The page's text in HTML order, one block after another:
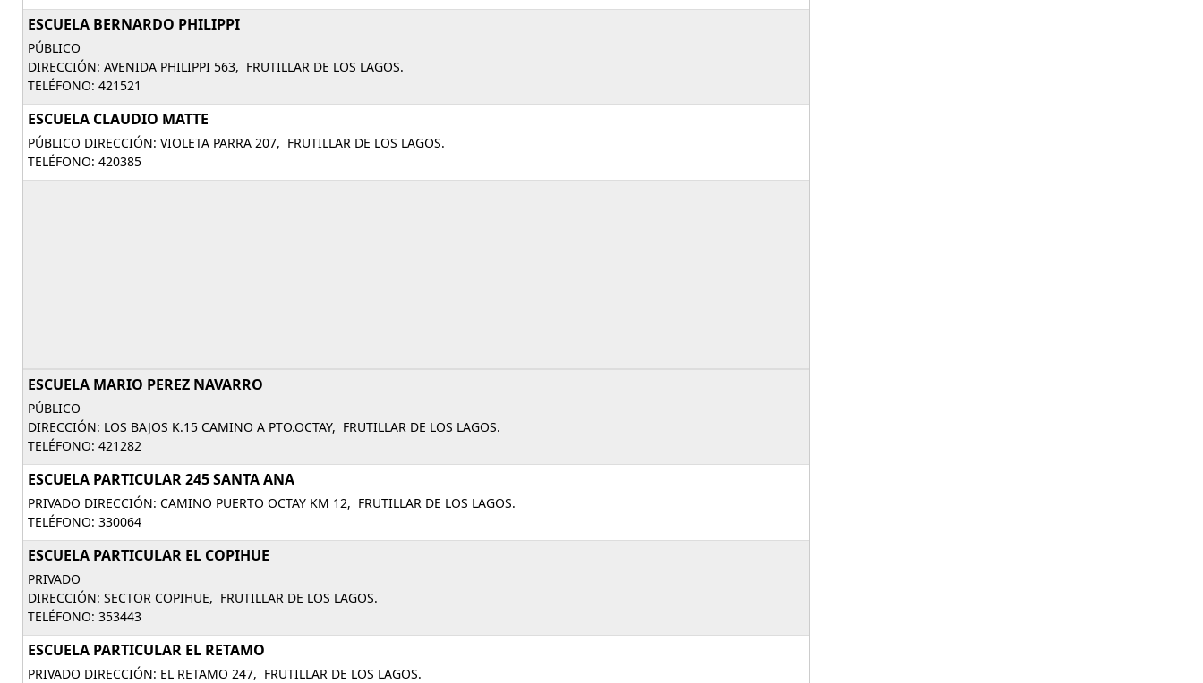
ESCUELA BERNARDO PHILIPPI
PÚBLICO
DIRECCIÓN: AVENIDA PHILIPPI 563, FRUTILLAR DE LOS LAGOS.
TELÉFONO: 421521
ESCUELA CLAUDIO MATTE
PÚBLICO DIRECCIÓN: VIOLETA PARRA 207, FRUTILLAR DE LOS LAGOS.
TELÉFONO: 420385
ESCUELA MARIO PEREZ NAVARRO
PÚBLICO
DIRECCIÓN: LOS BAJOS K.15 CAMINO A PTO.OCTAY, FRUTILLAR DE LOS LAGOS.
TELÉFONO: 421282
ESCUELA PARTICULAR 245 SANTA ANA
PRIVADO DIRECCIÓN: CAMINO PUERTO OCTAY KM 12, FRUTILLAR DE LOS LAGOS.
TELÉFONO: 330064
ESCUELA PARTICULAR EL COPIHUE
PRIVADO
DIRECCIÓN: SECTOR COPIHUE, FRUTILLAR DE LOS LAGOS.
TELÉFONO: 353443
ESCUELA PARTICULAR EL RETAMO
PRIVADO DIRECCIÓN: EL RETAMO 247, FRUTILLAR DE LOS LAGOS.